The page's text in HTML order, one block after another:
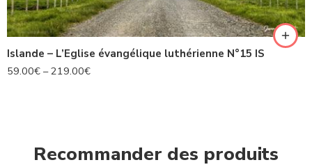
Islande – L’Eglise évangélique luthérienne N°15 IS
59.00€ –219.00€
Recommander des produits